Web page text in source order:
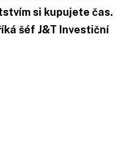
si kupujete čas.
šéf J&T Investiční